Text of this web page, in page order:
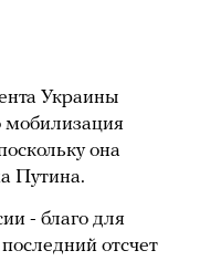
Украины
мобилизация
она
Путина.
- благо для
отсчет